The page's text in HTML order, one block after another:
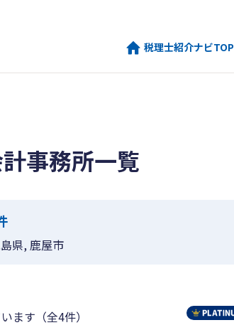
税理士紹介ナビTOP
事務所一覧
県, 鹿屋市
ます（全4件）